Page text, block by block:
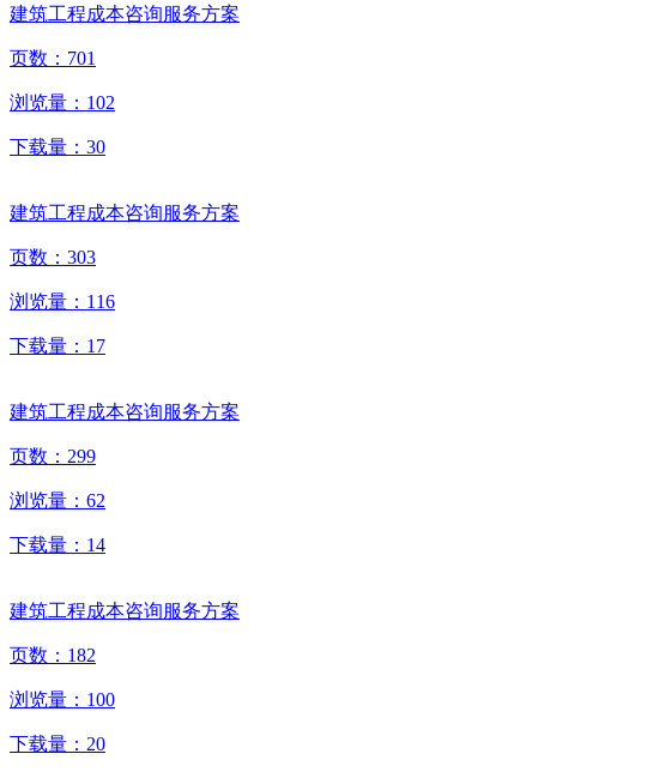
建筑工程成本咨询服务方案
页数： 701
浏览量： 102
下载量： 30
建筑工程成本咨询服务方案
页数： 303
浏览量： 116
下载量： 17
建筑工程成本咨询服务方案
页数： 299
浏览量： 62
下载量： 14
建筑工程成本咨询服务方案
页数： 182
浏览量： 100
下载量： 20